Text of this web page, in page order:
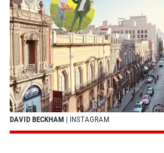
DAVID BECKHAM | INSTAGRAM